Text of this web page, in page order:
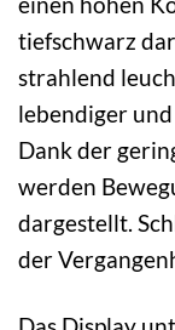
tiefschwarz
strahlend
lebendiger
Dank der
werden
dargestellt.
der